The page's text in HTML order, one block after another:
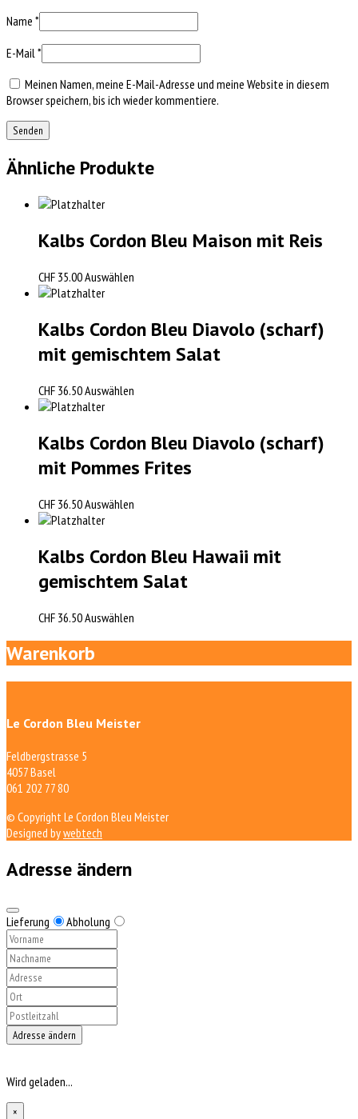
Name *
E-Mail *
Meinen Namen, meine E-Mail-Adresse und meine Website in diesem
Browser speichern, bis ich wieder kommentiere.
Ähnliche Produkte
Kalbs Cordon Bleu Maison mit Reis
CHF 35.00Auswählen
Kalbs Cordon Bleu Diavolo (scharf)
mit gemischtem Salat
CHF 36.50Auswählen
Kalbs Cordon Bleu Diavolo (scharf)
mit Pommes Frites
CHF 36.50Auswählen
Kalbs Cordon Bleu Hawaii mit
gemischtem Salat
CHF 36.50Auswählen
Warenkorb
Le Cordon Bleu Meister
Feldbergstrasse 5
4057 Basel
061 202 77 80
© Copyright Le Cordon Bleu Meister
Designed bywebtech
Adresse ändern
Lieferung Abholung
Adresse ändern
Wird geladen...
×